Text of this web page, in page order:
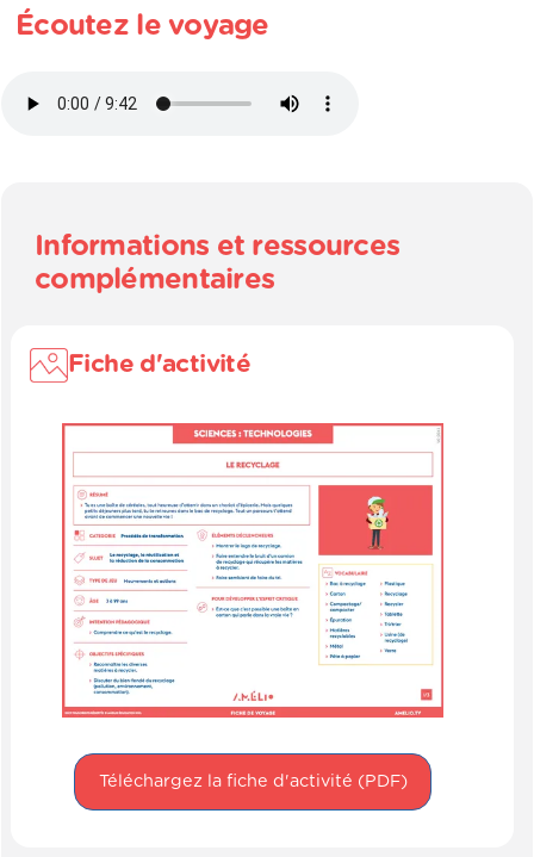
Écoutez le voyage
Informations et ressources
complémentaires
Fiche d'activité
Téléchargez la fiche d'activité (PDF)